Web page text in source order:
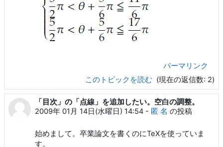
パーマリンク
このトピックを読む (現在の返信数: 2)
「目次」の「点線」を追加したい。空白の調整。
2009年 01月 14日(水曜日) 14:54 - 匿 名 の投稿
始めまして。卒業論文を書くのにTeXを使っていま
す。